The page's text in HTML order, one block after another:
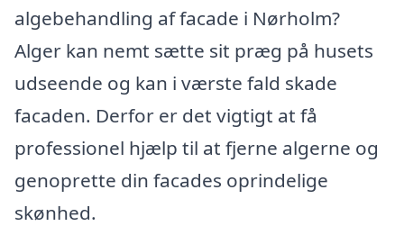
algebehandling af facade i Nørholm?
Alger kan nemt sætte sit præg på husets
udseende og kan i værste fald skade
facaden. Derfor er det vigtigt at få
professionel hjælp til at fjerne algerne og
genoprette din facades oprindelige
skønhed.